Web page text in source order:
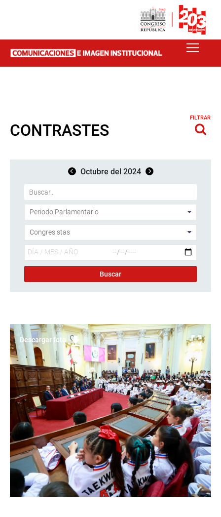
CONTRASTES
FILTRAR
Octubre del 2024
Descargar foto